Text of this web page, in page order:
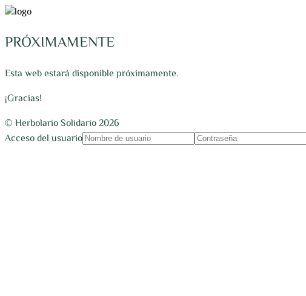
PRÓXIMAMENTE
Esta web estará disponible próximamente.
¡Gracias!
© Herbolario Solidario 2026
Acceso del usuario